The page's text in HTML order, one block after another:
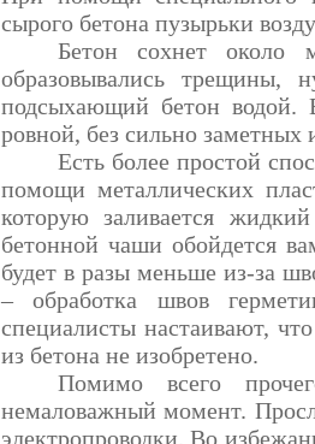
сырого бетона пузырьки
Бетон сохнет около
образовывались трещины,
подсыхающий бетон водой.
ровной, без сильно заметных
Есть более простой
помощи металлических
которую заливается
бетонной чаши обойдется
будет в разы меньше из-за
– обработка швов
специалисты настаивают,
из бетона не изобретено.
Помимо всего
немаловажный момент.
электропроводки. Во